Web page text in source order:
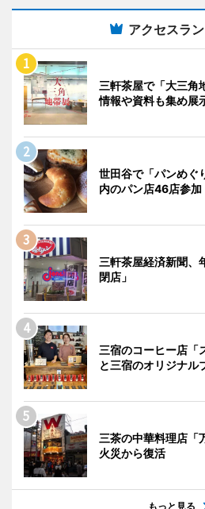
アクセスラ
三軒茶屋で「大三
情報や資料も集め展
世田谷で「パンめ
内のパン店46店参加
三軒茶屋経済新聞、
閉店」
三宿のコーヒー店
と三宿のオリジナル
三茶の中華料理店
火災から復活
もっと見る